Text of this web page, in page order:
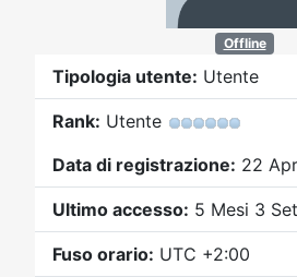
Forum
Offline
Tipologia utente: Utente
Rank: Utente
Data di registrazione: 22
Ultimo accesso: 5 Mesi 3
Fuso orario: UTC +2:00